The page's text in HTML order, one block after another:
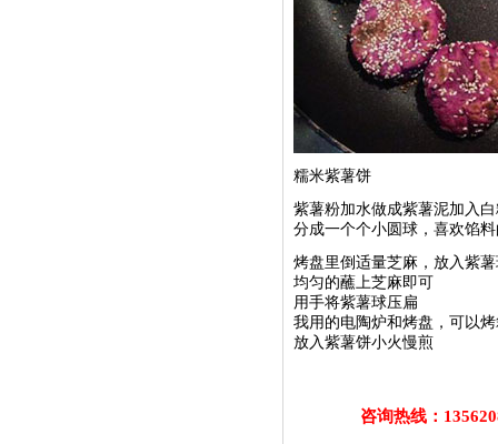
糯米紫薯饼
紫薯粉加水做成紫薯泥加入
分成一个个小圆球，喜欢馅
烤盘里倒适量芝麻，放入紫
均匀的蘸上芝麻即可
用手将紫薯球压扁
我用的电陶炉和烤盘，可以
放入紫薯饼小火慢煎
咨询热线：